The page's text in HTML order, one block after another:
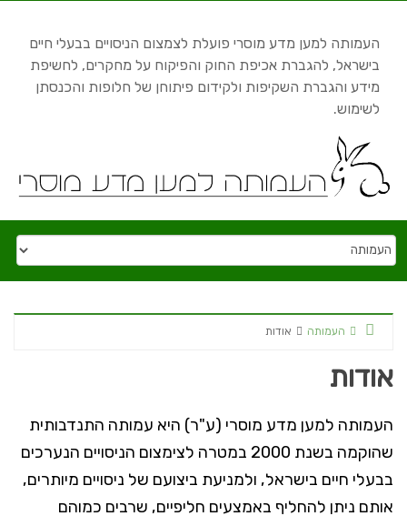
העמותה למען מדע מוסרי פועלת לצמצום הניסויים בבעלי חיים
בישראל, להגברת אכיפת החוק והפיקוח על מחקרים, לחשיפת
מידע והגברת השקיפות ולקידום פיתוחן של חלופות והכנסתן
לשימוש.
Home
העמותה אודות
אודות
העמותה למען מדע מוסרי (ע"ר) היא עמותה התנדבותית
שהוקמה בשנת 2000 במטרה לצימצום הניסויים הנערכים
בבעלי חיים בישראל, ולמניעת ביצועם של ניסויים מיותרים,
אותם ניתן להחליף באמצעים חליפיים, שרבים כמוהם